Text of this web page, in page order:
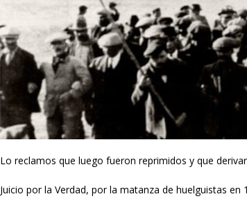
Lo reclamos que luego fueron reprimidos y que
Juicio por la Verdad, por la matanza de huelguistas en